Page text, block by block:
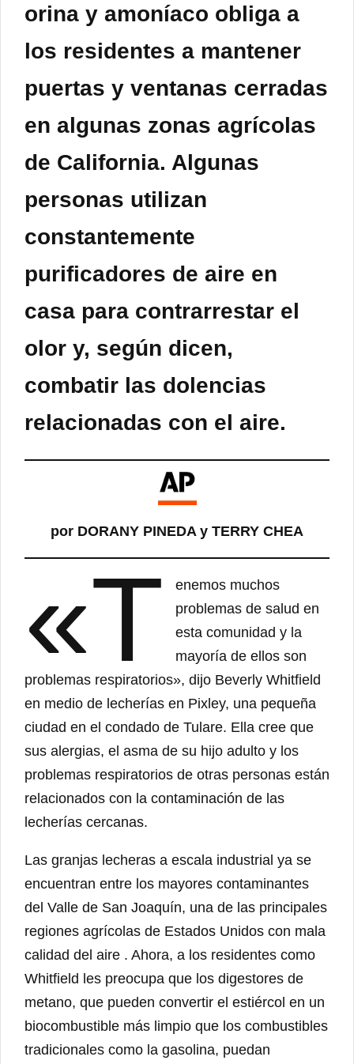
orina y amoníaco obliga a
los residentes a mantener
puertas y ventanas cerradas
en algunas zonas agrícolas
de California. Algunas
personas utilizan
constantemente
purificadores de aire en
casa para contrarrestar el
olor y, según dicen,
combatir las dolencias
relacionadas con el aire.
por DORANY PINEDA y TERRY CHEA
«T
enemos muchos
problemas de salud en
esta comunidad y la
mayoría de ellos son
problemas respiratorios», dijo Beverly Whitfield
en medio de lecherías en Pixley, una pequeña
ciudad en el condado de Tulare. Ella cree que
sus alergias, el asma de su hijo adulto y los
problemas respiratorios de otras personas están
relacionados con la contaminación de las
lecherías cercanas.
Las granjas lecheras a escala industrial ya se
encuentran entre los mayores contaminantes
del Valle de San Joaquín, una de las principales
regiones agrícolas de Estados Unidos con mala
calidad del aire . Ahora, a los residentes como
Whitfield les preocupa que los digestores de
metano, que pueden convertir el estiércol en un
biocombustible más limpio que los combustibles
tradicionales como la gasolina, puedan